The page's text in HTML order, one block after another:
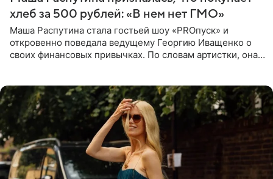
хлеб за 500 рублей: «В нем нет ГМО»
Маша Распутина стала гостьей шоу «PROпуск» и
откровенно поведала ведущему Георгию Иващенко о
своих финансовых привычках. По словам артистки, она